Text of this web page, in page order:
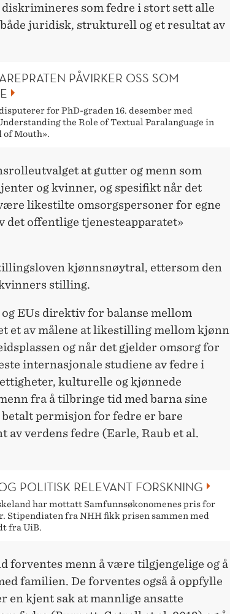
som fedre i stort sett alle
juridisk, strukturell og et resultat av
PÅVIRKER OSS SOM
for PhD-graden 16. desember med
the Role of Textual Paralanguage in
of Mouth».
at gutter og menn som
og kvinner, og spesifikt når det
likestilte omsorgspersoner for egne
det offentlige tjenesteapparatet»
kjønnsnøytral, ettersom den
stilling.
EUs direktiv for balanse mellom
et av målene at likestilling mellom kjønn
og når det gjelder omsorg for
internasjonale studiene av fedre i
kulturelle og kjønnede
fra å tilbringe tid med barna sine
permisjon for fedre er bare
av verdens fedre (Earle, Raub et al.
POLITISK RELEVANT FORSKNING
har mottatt Samfunnsøkonomenes pris for
Stipendiaten fra NHH fikk prisen sammen med
fra UiB.
forventes menn å være tilgjengelige og å
familien. De forventes også å oppfylle
en kjent sak at mannlige ansatte